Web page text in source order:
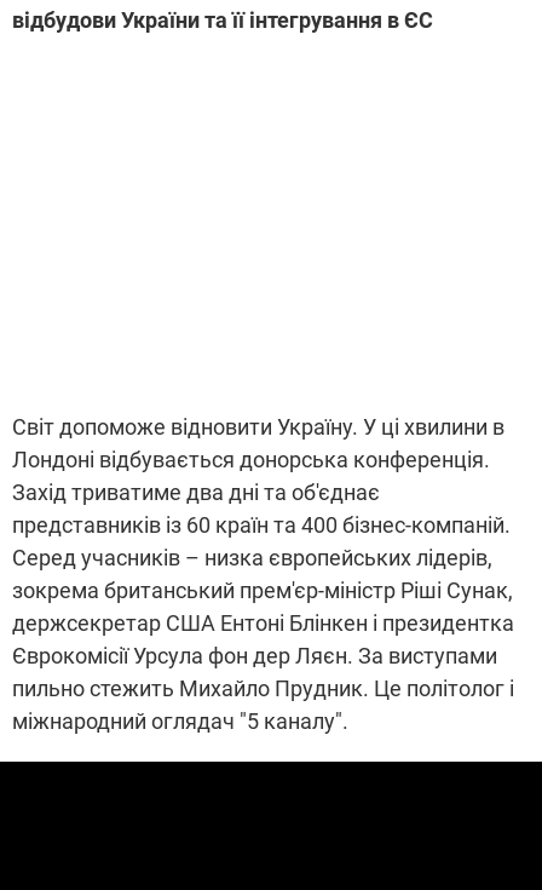
відбудови України та її інтегрування в ЄС
Світ допоможе відновити Україну. У ці хвилини в
Лондоні відбувається донорська конференція.
Захід триватиме два дні та об'єднає
представників із 60 країн та 400 бізнес-компаній.
Серед учасників – низка європейських лідерів,
зокрема британський прем'єр-міністр Ріші Сунак,
держсекретар США Ентоні Блінкен і президентка
Єврокомісії Урсула фон дер Ляєн. За виступами
пильно стежить Михайло Прудник. Це політолог і
міжнародний оглядач "5 каналу".